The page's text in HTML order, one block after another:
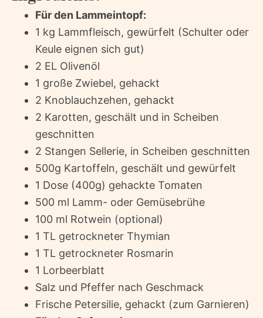
Für den Lammeintopf:
1 kg Lammfleisch, gewürfelt (Schulter oder
Keule eignen sich gut)
2 EL Olivenöl
1 große Zwiebel, gehackt
2 Knoblauchzehen, gehackt
2 Karotten, geschält und in Scheiben
geschnitten
2 Stangen Sellerie, in Scheiben geschnitten
500g Kartoffeln, geschält und gewürfelt
1 Dose (400g) gehackte Tomaten
500 ml Lamm- oder Gemüsebrühe
100 ml Rotwein (optional)
1 TL getrockneter Thymian
1 TL getrockneter Rosmarin
1 Lorbeerblatt
Salz und Pfeffer nach Geschmack
Frische Petersilie, gehackt (zum Garnieren)